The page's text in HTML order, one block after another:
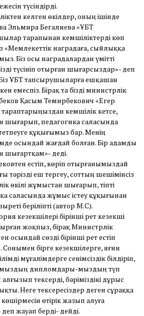
түсіндірді.
келген өкілдер, оның ішінде
Эльмира Бегалиева «ҰБТ
тарапынан кемшіліктерді көп
«Мемлекеттік наградаға, сыйлыққа
Біз осы наградалардан үмітті
түсініп отырған шығарсыздар»- деп
Біз ҰБТ тапсырушыларға ешқашан
емеспіз. Бірақ та бізді министрлік
Қасым Темирбекович «Егер
тараптарыңыздан кемшілік кетсе,
шығарып, педагогика саласында
құқығымыз бар. Менің
осындай жағдай болған. Бір адамды
шығартқам»- деді.
естіп, көріп отырғанымыздай
тәрізді еш тергеу, соттың шешімінсіз
өкілі жұмыстан шығарып, тіпті
саласында жұмыс істеу құқығынан
беріліпті (автор М.С).
кезекшілері бірінші рет кезекші
жоқпыз, бірақ Министрлік
осындай сөзді бірінші рет естіп
бірге кезекшілерге, яғни
мұғалімдерге сенімсіздік білдіріп,
дипломдары-мыздың түп
тексерді, бәріміздікі дұрыс
Неге тексересіздер деген сұраққа
өтірік жазып алуға
жауап берді- дейді.